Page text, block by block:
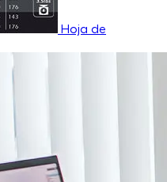
Hoja de